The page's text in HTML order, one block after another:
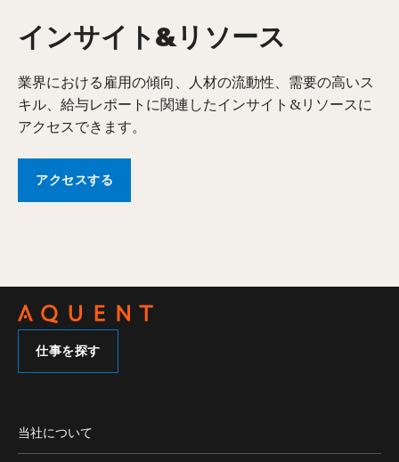
インサイト&リソース
業界における雇用の傾向、人材の流動性、需要の高いス
キル、給与レポートに関連したインサイト&リソースに
アクセスできます。
アクセスする
仕事を探す
当社について